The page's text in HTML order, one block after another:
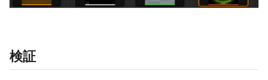
検証